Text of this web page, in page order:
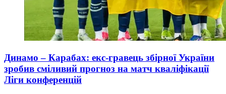
Динамо – Карабах: екс-гравець збірної України
зробив сміливий прогноз на матч кваліфікації
Ліги конференцій